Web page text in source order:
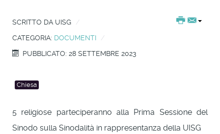
SCRITTO DA UISG
CATEGORIA: DOCUMENTI
PUBBLICATO: 28 SETTEMBRE 2023
Chiesa
5 religiose parteciperanno alla Prima Sessione del
Sinodo sulla Sinodalità in rappresentanza della UISG